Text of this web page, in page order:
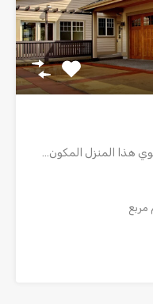
هذا المنزل المكون…
مربع